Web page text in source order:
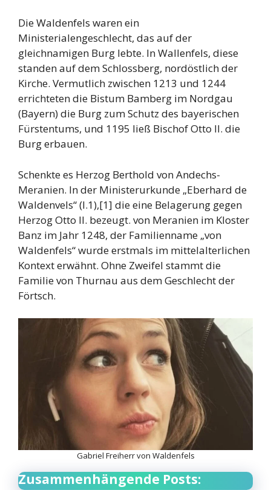
Die Waldenfels waren ein
Ministerialengeschlecht, das auf der
gleichnamigen Burg lebte. In Wallenfels, diese
standen auf dem Schlossberg, nordöstlich der
Kirche. Vermutlich zwischen 1213 und 1244
errichteten die Bistum Bamberg im Nordgau
(Bayern) die Burg zum Schutz des bayerischen
Fürstentums, und 1195 ließ Bischof Otto II. die
Burg erbauen.
Schenkte es Herzog Berthold von Andechs-
Meranien. In der Ministerurkunde „Eberhard de
Waldenvels“ (I.1),[1] die eine Belagerung gegen
Herzog Otto II. bezeugt. von Meranien im Kloster
Banz im Jahr 1248, der Familienname „von
Waldenfels“ wurde erstmals im mittelalterlichen
Kontext erwähnt. Ohne Zweifel stammt die
Familie von Thurnau aus dem Geschlecht der
Förtsch.
Gabriel Freiherr von Waldenfels
Zusammenhängende Posts: